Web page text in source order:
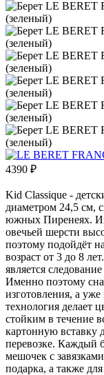
4390 ₽
Kid Classique -
диаметром 24,5 см,
южных Пиренеях.
овечьей шерсти
поэтому подойдёт
возраст от 3 до 8
является
Именно поэтому
изготовления, а
технология делает
стойким в течение
картонную вставку
перевозке. Каждый
мешочек с
подарка, а также